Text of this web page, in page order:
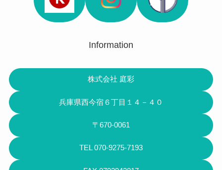
Information
株式会社 庭彩
兵庫県西今宿６丁目１４－４０
〒670-0061
TEL 070-9275-7193